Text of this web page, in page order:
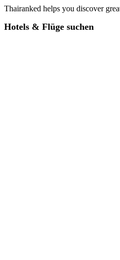
Thairanked helps you discover
Hotels & Flüge suchen